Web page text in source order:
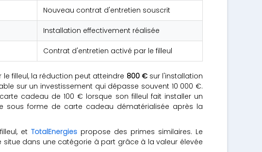
Nouveau contrat d'entretien souscrit
Installation effectivement réalisée
Contrat d'entretien activé par le filleul
le filleul, la réduction peut atteindre 800 €sur l'installation
sur un investissement qui dépasse souvent 10 000 €.
cadeau de 100 € lorsque son filleul fait installer un
sous forme de carte cadeau dématérialisée après la
et TotalEnergies propose des primes similaires. Le
situe dans une catégorie à part grâce à la valeur élevée